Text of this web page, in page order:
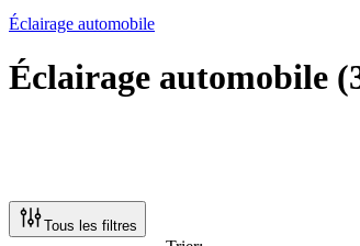
Éclairage automobile
Éclairage automobile (
Tous les filtres